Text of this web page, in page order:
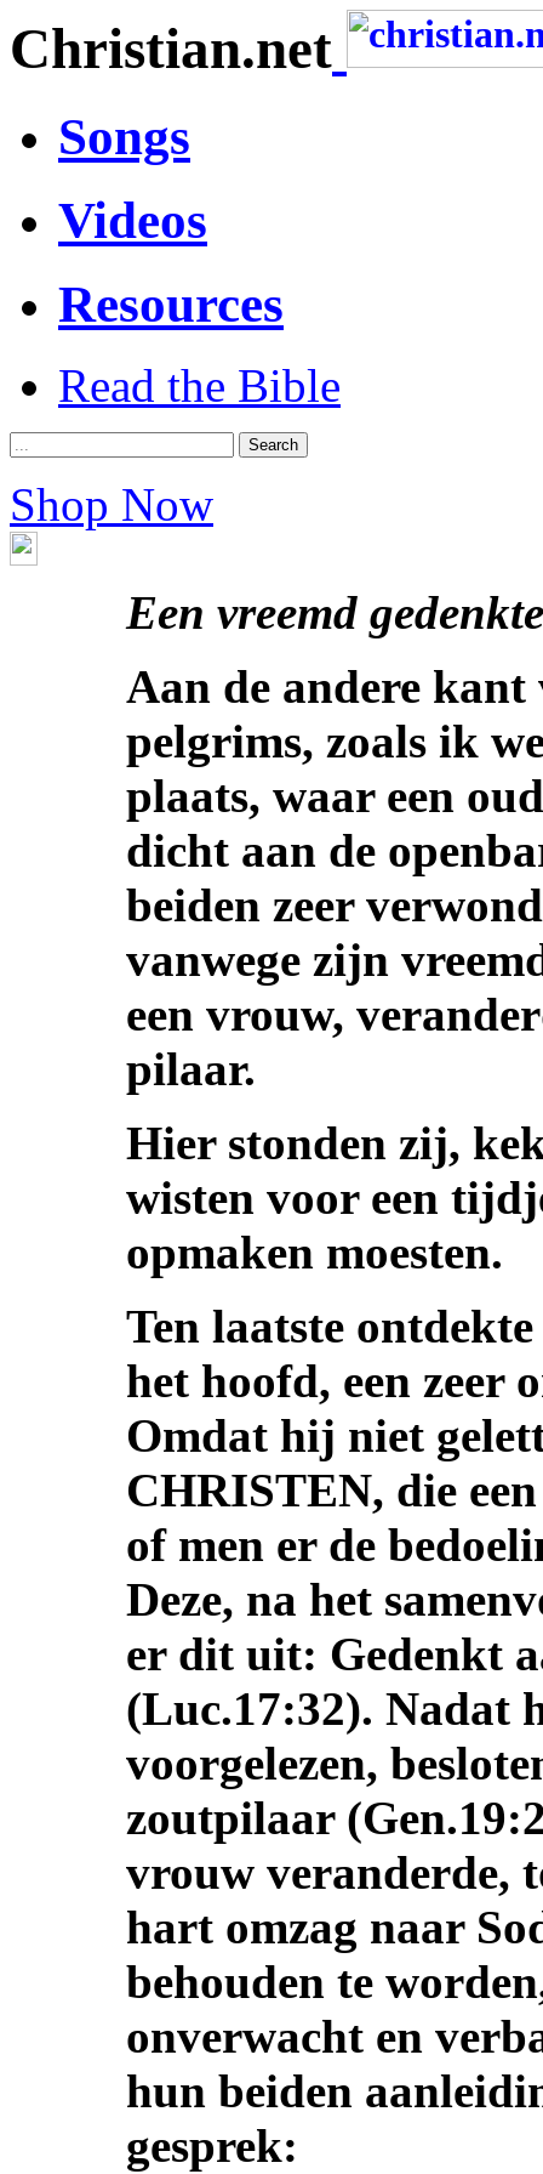
Christian.net
Songs
Videos
Resources
Read the Bible
Shop Now
Een vreemd
Aan de andere
pelgrims, zoals ik
plaats, waar een
dicht aan de
beiden zeer
vanwege zijn
een vrouw,
pilaar.
Hier stonden zij,
wisten voor een
opmaken moesten.
Ten laatste
het hoofd, een zeer
Omdat hij niet
CHRISTEN, die
of men er de
Deze, na het
er dit uit: Gedenkt
(Luc.17:32). Nadat
voorgelezen,
zoutpilaar
vrouw veranderde,
hart omzag naar
behouden te
onverwacht en
hun beiden
gesprek: